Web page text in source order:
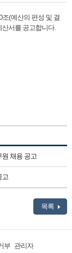
(예산의 편성 및 결
서를 공고합니다.
채용 공고
고
목록
부 관리자